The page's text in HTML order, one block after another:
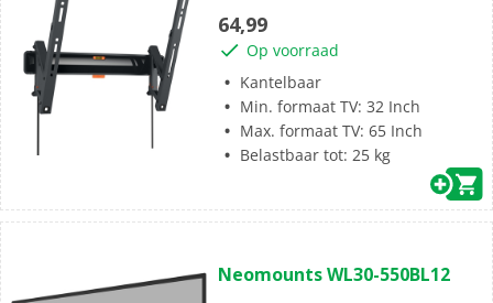
sterren.
30
beoordelingen
64,99
Op voorraad
Kantelbaar
Min. formaat TV: 32 Inch
Max. formaat TV: 65 Inch
Belastbaar tot: 25 kg
van
Neomounts WL30-550BL12